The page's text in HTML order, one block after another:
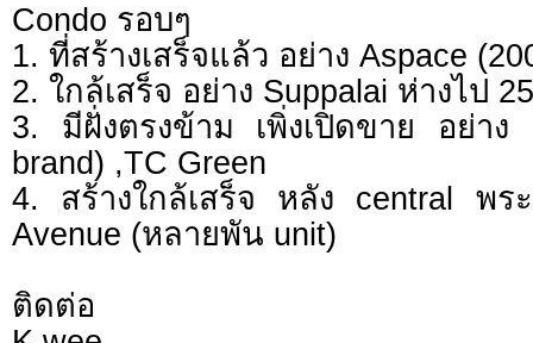
Condo รอบๆ
1. ที่สร้างเสร็จแล้ว อย่าง Aspace
2. ใกล้เสร็จ อย่าง Suppalai ห่างไป
3. มีฝั่งตรงข้าม เพิ่งเปิดขาย อย่า
brand) ,TC Green
4. สร้างใกล้เสร็จ หลัง central พ
Avenue (หลายพัน unit)
ติดต่อ